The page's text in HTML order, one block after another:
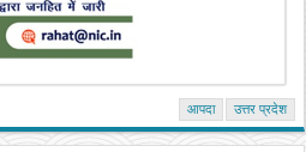
आपदा उत्तर प्रदेश